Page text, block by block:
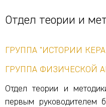
Отдел теории и
ГРУППА "ИСТОРИИ
ГРУППА ФИЗИЧЕСКОЙ
Отдел теории и
первым